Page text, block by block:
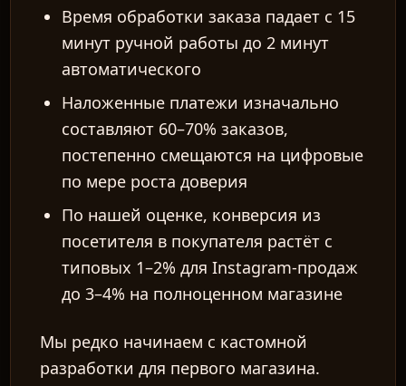
Время обработки заказа падает с 15
минут ручной работы до 2 минут
автоматического
Наложенные платежи изначально
составляют 60–70% заказов,
постепенно смещаются на цифровые
по мере роста доверия
По нашей оценке, конверсия из
посетителя в покупателя растёт с
типовых 1–2% для Instagram-продаж
до 3–4% на полноценном магазине
Мы редко начинаем с кастомной
разработки для первого магазина.